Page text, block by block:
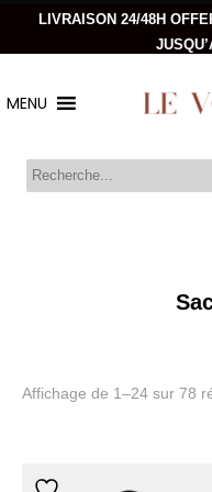
LIVRAISON 24/48H
MENU
Affichage de 1–24 sur 78